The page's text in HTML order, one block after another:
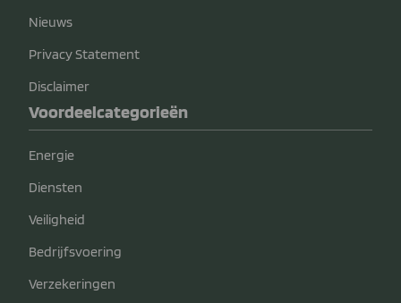
Nieuws
Privacy Statement
Disclaimer
Voordeelcategorieën
Energie
Diensten
Veiligheid
Bedrijfsvoering
Verzekeringen